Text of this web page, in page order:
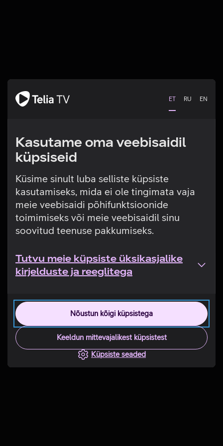
ET RU EN
Kasutame oma veebisaidil
küpsiseid
Küsime sinult luba selliste küpsiste
kasutamiseks, mida ei ole tingimata vaja
meie veebisaidi põhifunktsioonide
toimimiseks või meie veebisaidil sinu
soovitud teenuse pakkumiseks.
Tutvu meie küpsiste üksikasjalike
kirjelduste ja reeglitega
Nõustun kõigi küpsistega
Keeldun mittevajalikest küpsistest
Küpsiste seaded
Tehniline viga